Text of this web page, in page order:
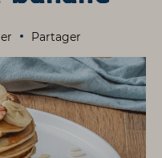
Partager